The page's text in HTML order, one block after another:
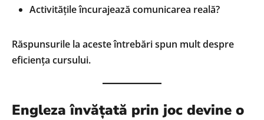
Activitățile încurajează comunicarea reală?
Răspunsurile la aceste întrebări spun mult despre
eficiența cursului.
Engleza învățată prin joc devine o